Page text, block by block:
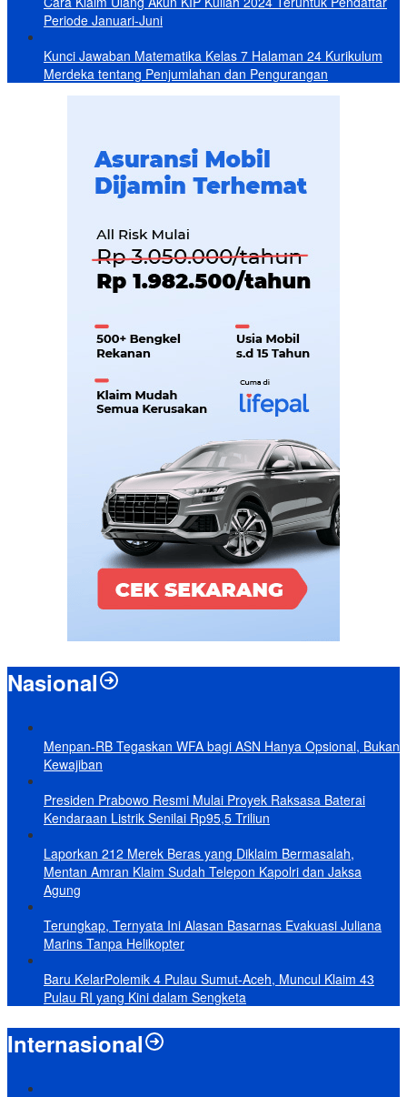
Periode Januari-Juni
Kunci Jawaban Matematika Kelas 7 Halaman 24 Kurikulum
Merdeka tentang Penjumlahan dan Pengurangan
Nasional
Menpan-RB Tegaskan WFA bagi ASN Hanya Opsional, Bukan
Kewajiban
Presiden Prabowo Resmi Mulai Proyek Raksasa Baterai
Kendaraan Listrik Senilai Rp95,5 Triliun
Laporkan 212 Merek Beras yang Diklaim Bermasalah,
Mentan Amran Klaim Sudah Telepon Kapolri dan Jaksa
Agung
Terungkap, Ternyata Ini Alasan Basarnas Evakuasi Juliana
Marins Tanpa Helikopter
Baru KelarPolemik 4 Pulau Sumut-Aceh, Muncul Klaim 43
Pulau RI yang Kini dalam Sengketa
Internasional